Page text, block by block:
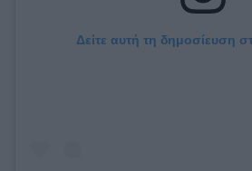
Δείτε αυτή τη δημοσίευση